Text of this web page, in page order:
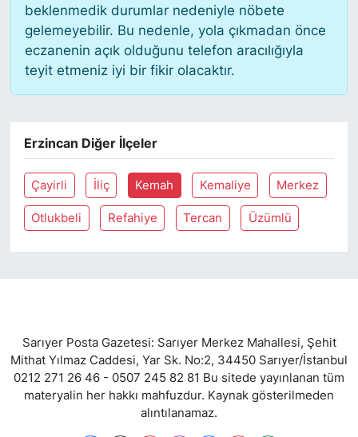
beklenmedik durumlar nedeniyle nöbete
gelemeyebilir. Bu nedenle, yola çıkmadan önce
eczanenin açık olduğunu telefon aracılığıyla
teyit etmeniz iyi bir fikir olacaktır.
Erzincan Diğer İlçeler
Çayirli İliç Kemah Kemaliye Merkez
Otlukbeli Refahiye Tercan Üzümlü
Sarıyer Posta Gazetesi: Sarıyer Merkez Mahallesi, Şehit
Mithat Yılmaz Caddesi, Yar Sk. No:2, 34450 Sarıyer/İstanbul
0212 271 26 46 - 0507 245 82 81 Bu sitede yayınlanan tüm
materyalin her hakkı mahfuzdur. Kaynak gösterilmeden
alıntılanamaz.
SARIYER HABERLERİ
SARIYER İMAR BARIŞI
SİYASET
SON DAKİKA HABERİ
SPOR
VİDEO GALERİ
YAŞAM